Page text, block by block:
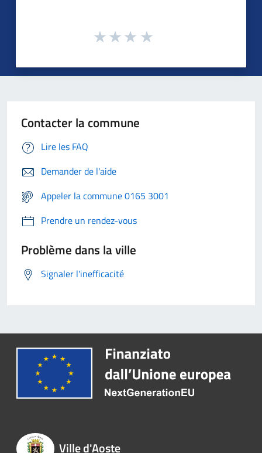
Contacter la commune
Lire les FAQ
Demander de l'aide
Appeler la commune 0165 3001
Prendre un rendez-vous
Problème dans la ville
Signaler l'inefficacité
Ville d'Aoste